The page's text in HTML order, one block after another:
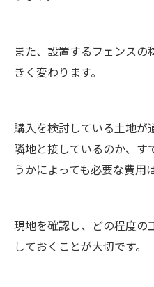
また、設置するフェンスの
きく変わります。
購入を検討している土地が
隣地と接しているのか、す
うかによっても必要な費用
現地を確認し、どの程度の
しておくことが大切です。